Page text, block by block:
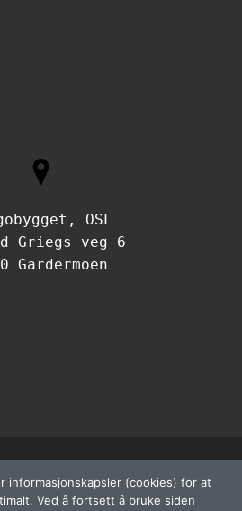
OSL
Griegs veg 6
Gardermoen
på Facebook
på Instagram
Designet med Customizr-temaet
informasjonskapsler (cookies) for at
Ved å fortsett å bruke siden